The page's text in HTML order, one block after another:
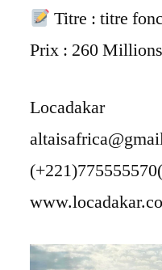
Titre : titre
Prix : 260
Locadakar